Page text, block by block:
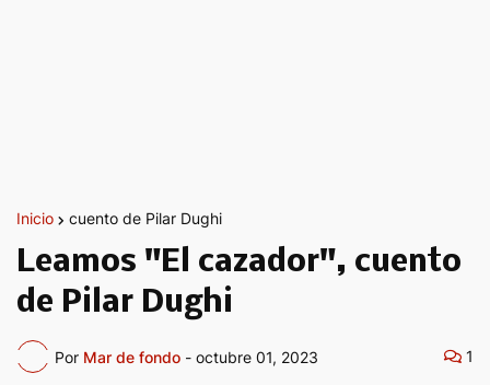
Inicio cuento de Pilar Dughi
Leamos "El cazador", cuento
de Pilar Dughi
Por Mar de fondo - octubre 01, 2023 1